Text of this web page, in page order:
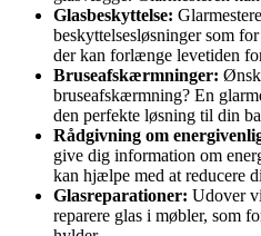
Glasbeskyttelse:
beskyttelsesløsninger som
der kan forlænge levetiden
Bruseafskærmninger:
bruseafskærmning? En
den perfekte løsning til din
Rådgivning om
give dig information om
kan hjælpe med at reducere
Glasreparationer: Udover
reparere glas i møbler, som